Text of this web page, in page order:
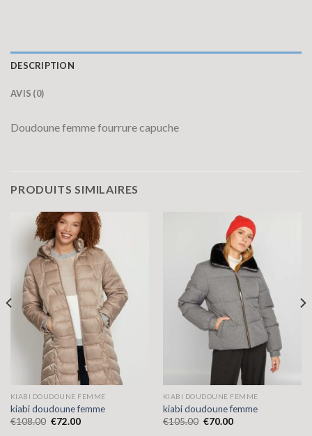
DESCRIPTION
AVIS (0)
Doudoune femme fourrure capuche
PRODUITS SIMILAIRES
KIABI DOUDOUNE FEMME
kiabi doudoune femme
€108.00 €72.00
KIABI DOUDOUNE FEMME
kiabi doudoune femme
€105.00 €70.00